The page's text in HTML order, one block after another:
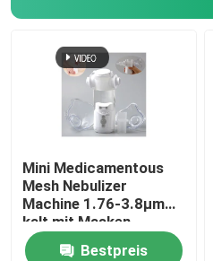
Mini Medicamentous
Mesh Nebulizer
Machine 1.76-3.8μm
kalt mit Masken-
Mundstück
Bestpreis